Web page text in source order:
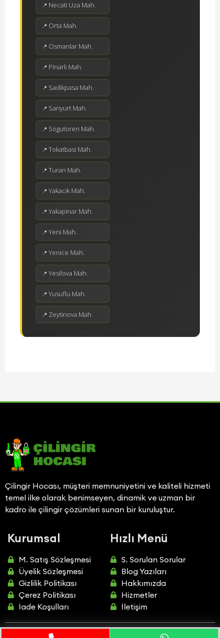
Necati Uza Mah.
Orta Mah.
Osmanlar Mah.
Pinarli Mah.
Sadikpasa Mah.
Sariyurt Mah.
Sogutoren Mah.
Tokatbasi Mah.
Turan Mah.
Yakacik Mah.
Yakapinar Mah.
Yeni Mah.
Yenice Mah.
Yesilova Mah.
Yusuflu Mah.
Zeytinova Mah.
Çilingir Hocası, müşteri memnuniyetini ve kaliteli hizmeti
temel ilke olarak benimseyen, dinamik ve uzman bir
kadro ile çilingir çözümleri sunan bir kuruluştur.
Kurumsal
M. Satış Sözleşmesi
Üyelik Sözleşmesi
Gizlilik Politikası
Çerez Politikası
İade Koşulları
Hızlı Menü
S. Sorulan Sorular
Blog Yazıları
Hakkımızda
Hizmetler
İletişim